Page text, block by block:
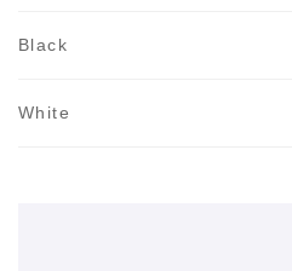
Black
White